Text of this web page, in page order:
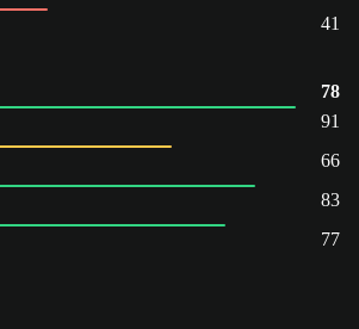
41
78
91
66
83
77